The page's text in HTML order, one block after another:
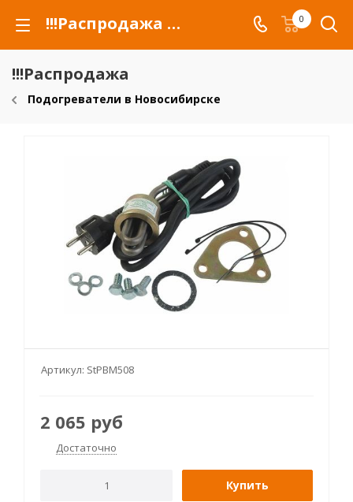
!!!Распродажа для автомобилей российских марок и сельхозтехники 0
!!!Распродажа
Подогреватели в Новосибирске
Артикул: StPBM508
2 065 руб
Достаточно
Купить